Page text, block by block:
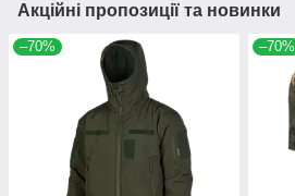
Акційні пропозиції та новинки
–70% –70%